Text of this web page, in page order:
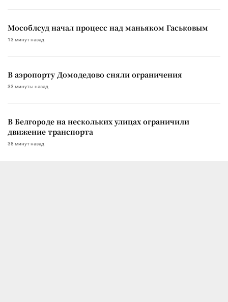
Мособлсуд начал процесс над маньяком Гаськовым
13 минут назад
В аэропорту Домодедово сняли ограничения
33 минуты назад
В Белгороде на нескольких улицах ограничили
движение транспорта
38 минут назад